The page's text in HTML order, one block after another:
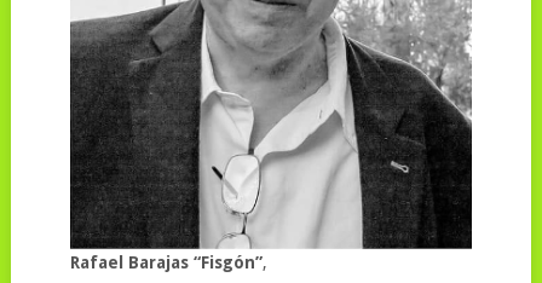
Rafael Barajas “Fisgón”,